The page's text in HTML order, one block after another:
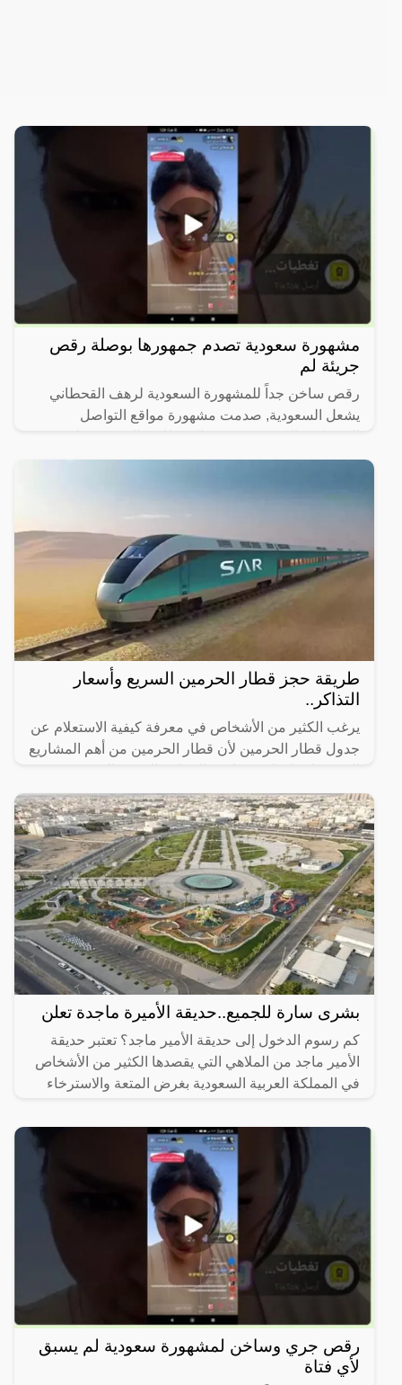
مشهورة سعودية تصدم جمهورها بوصلة رقص
جريئة لم
رقص ساخن جداً للمشهورة السعودية لرهف القحطاني
يشعل السعودية, صدمت مشهورة مواقع التواصل
رقصها والميكاج الذي
طريقة حجز قطار الحرمين السريع وأسعار
التذاكر..
يرغب الكثير من الأشخاص في معرفة كيفية الاستعلام عن
جدول قطار الحرمين لأن قطار الحرمين من أهم المشاريع
بشرى سارة للجميع..حديقة الأميرة ماجدة تعلن
كم رسوم الدخول إلى حديقة الأمير ماجد؟ تعتبر حديقة
الأمير ماجد من الملاهي التي يقصدها الكثير من الأشخاص
في المملكة العربية السعودية بغرض المتعة والاسترخاء
رقص جري وساخن لمشهورة سعودية لم يسبق
لأي فتاة